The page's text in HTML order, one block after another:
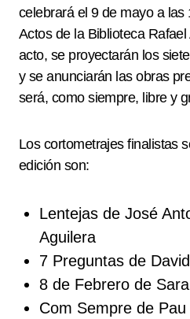
celebrará el 9 de mayo a
Actos de la Biblioteca Rafael
acto, se proyectarán los
y se anunciarán las obras
será, como siempre, libre y
Los cortometrajes finalistas
edición son:
Lentejas de José
Aguilera
7 Preguntas de
8 de Febrero de
Com Sempre de